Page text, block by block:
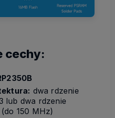
cechy:
dwa rdzenie
lub dwa rdzenie
150 MHz)